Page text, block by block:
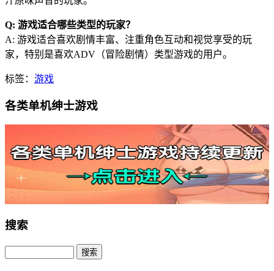
Q: 游戏适合哪些类型的玩家？
A: 游戏适合喜欢剧情丰富、注重角色互动和视觉享受的玩
家，特别是喜欢ADV（冒险剧情）类型游戏的用户。
标签： 游戏
各类单机绅士游戏
搜索